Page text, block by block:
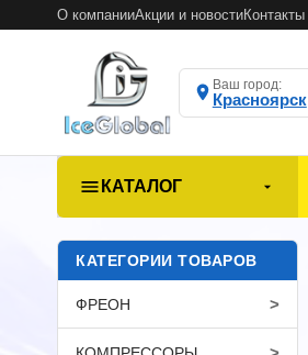
О компанииАкции и новостиКонтакты
Ваш город:
Красноярск
КАТАЛОГ
КАТЕГОРИИ ТОВАРОВ
ФРЕОН >